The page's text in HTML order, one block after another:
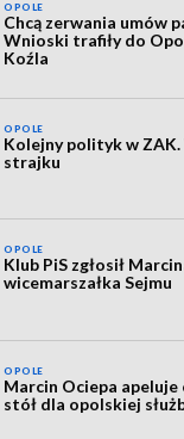
OPOLE
Chcą zerwania umów
Wnioski trafiły do
Koźla
OPOLE
Kolejny polityk w
strajku
OPOLE
Klub PiS zgłosił
wicemarszałka Sejmu
OPOLE
Marcin Ociepa apeluje
stół dla opolskiej